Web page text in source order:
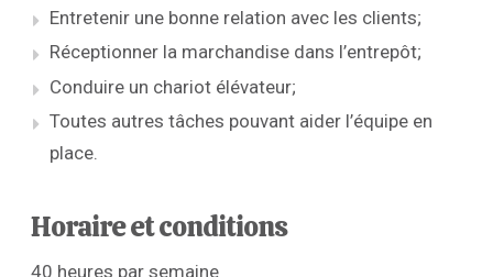
Entretenir une bonne relation avec les clients;
Réceptionner la marchandise dans l’entrepôt;
Conduire un chariot élévateur;
Toutes autres tâches pouvant aider l’équipe en
place.
Horaire et conditions
40 heures par semaine